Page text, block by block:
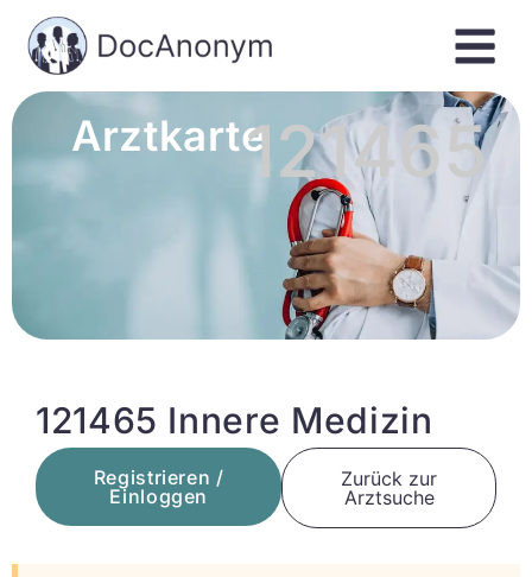
Arztkarte121465
121465 Innere Medizin
Registrieren /
Einloggen
Zurück zur
Arztsuche